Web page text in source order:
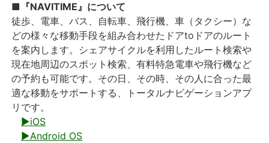
■『NAVITIME』について
徒歩、電車、バス、自転車、飛行機、車（タクシー）な
どの様々な移動手段を組み合わせたドアtoドアのルート
を案内します。シェアサイクルを利用したルート検索や
現在地周辺のスポット検索、有料特急電車や飛行機など
の予約も可能です。その日、その時、その人に合った最
適な移動をサポートする、トータルナビゲーションアプ
リです。
▶iOS
▶Android OS